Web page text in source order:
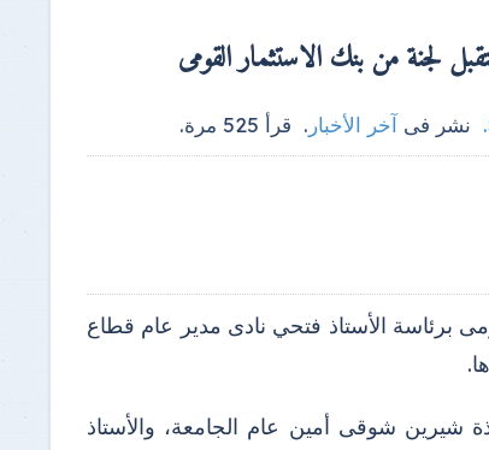
لجنة من بنك الاستثمار القومى
. نشر فى آخر الأخبار . قرأ 525 مرة.
برئاسة الأستاذ فتحي نادى مدير عام قطاع
شيرين شوقى أمين عام الجامعة، والأستاذ